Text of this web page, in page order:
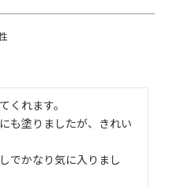
くれます。
も塗りましたが、きれい
でかなり気に入りまし